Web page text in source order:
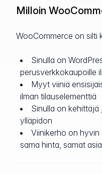
Milloin
WooCommerce on silti
Sinulla on
perusverkkokaupoille
Myyt viiniä
ilman tilauselementtiä
Sinulla on
ylläpidon
Viinikerho on hyvin
sama hinta, samat